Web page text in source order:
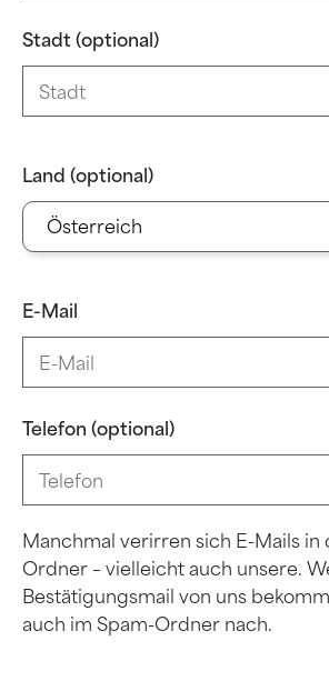
Stadt (optional)
Land (optional)
E-Mail
Telefon (optional)
Manchmal verirren sich E-Mails in
Ordner – vielleicht auch unsere.
Bestätigungsmail von uns
auch im Spam-Ordner nach.